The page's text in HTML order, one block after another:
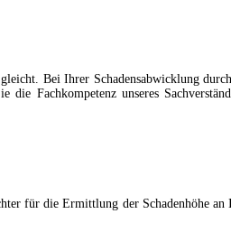
Bei Ihrer Schadensabwicklung
Fachkompetenz unseres
für die Ermittlung der Schadenhöhe